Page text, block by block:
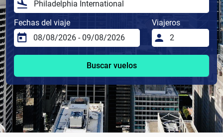
Fechas del viaje Viajeros
Buscar vuelos